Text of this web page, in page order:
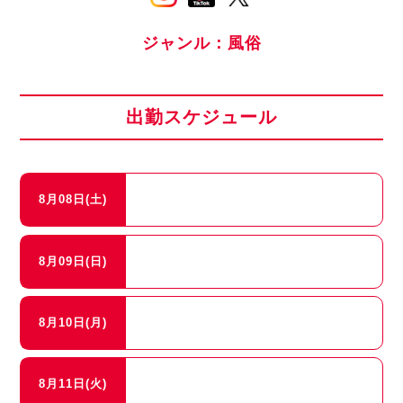
ジャンル：風俗
出勤スケジュール
8月08日(土)
8月09日(日)
8月10日(月)
8月11日(火)